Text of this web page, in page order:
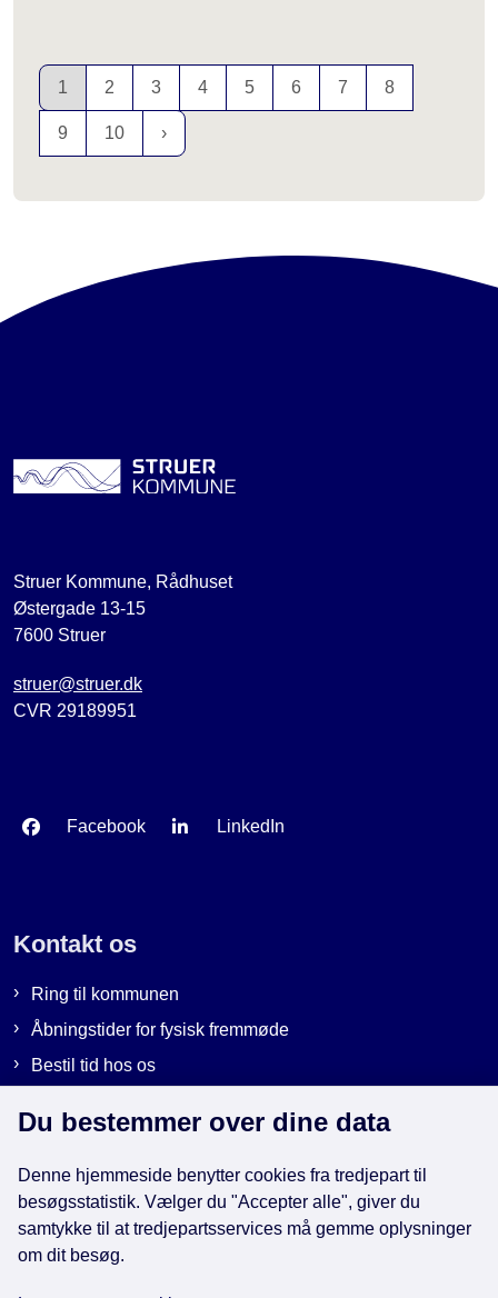
1 2 3 4 5 6 7 8
9 10
Struer Kommune, Rådhuset
Østergade 13-15
7600 Struer
struer@struer.dk
CVR 29189951
Facebook LinkedIn
Kontakt os
Ring til kommunen
Åbningstider for fysisk fremmøde
Bestil tid hos os
Genveje
EAN-numre i kommunen
Du bestemmer over dine data
Denne hjemmeside benytter cookies fra tredjepart til
besøgsstatistik. Vælger du "Accepter alle", giver du
samtykke til at tredjepartsservices må gemme oplysninger
om dit besøg.